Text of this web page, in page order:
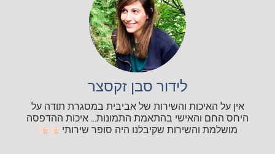
לידור סבן זקסצר
אין על האיכות והשירות של אביבית במסגרת תודה על
היחס החם והאישי בהתאמת התמונות... איכות ההדפסה
מושלמת והשירות שקיבלנו היה סופר שירותי